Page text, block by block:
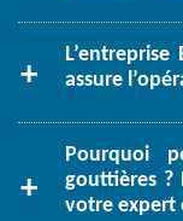
assure
Pourquoi
gouttières ?
votre expert